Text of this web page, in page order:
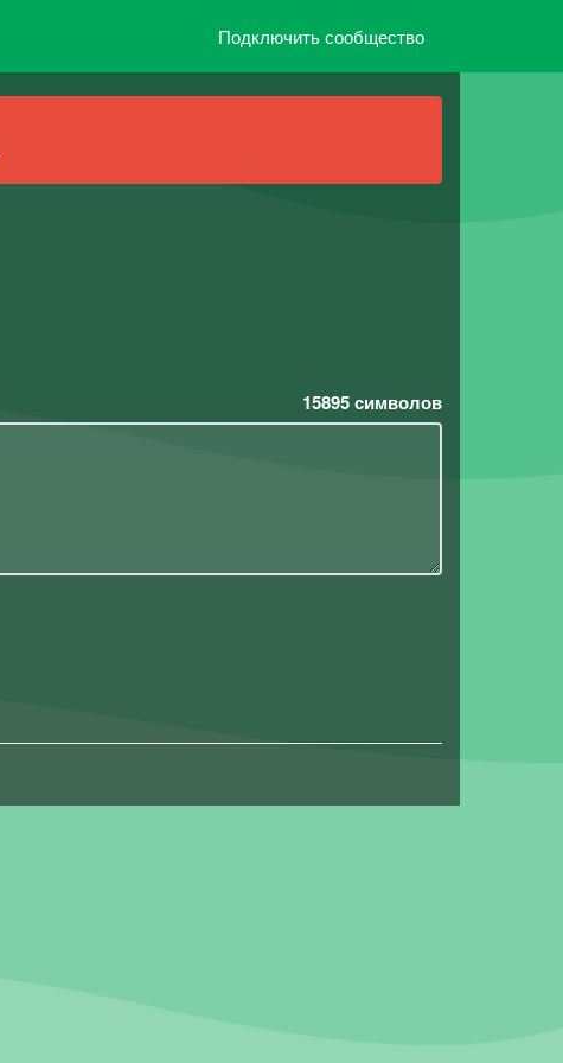
Подключить сообщество
15895символов